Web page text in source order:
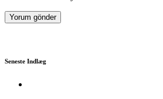
Seneste Indlæg